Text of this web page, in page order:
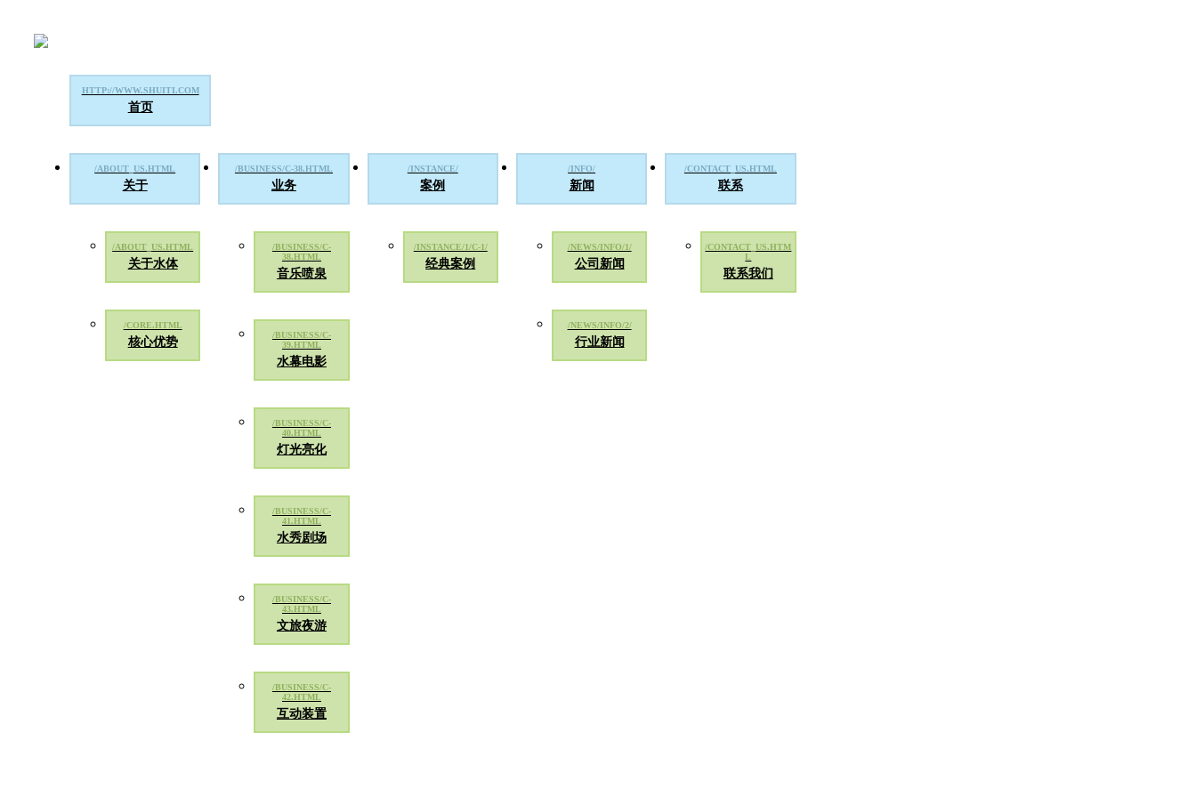
首页
关于
关于水体
核心优势
业务
音乐喷泉
水幕电影
灯光亮化
水秀剧场
文旅夜游
互动装置
案例
经典案例
新闻
公司新闻
行业新闻
联系
联系我们